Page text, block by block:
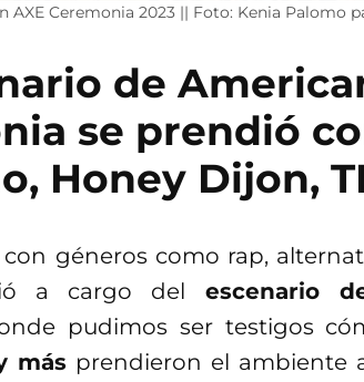
AXE Ceremonia 2023 || Foto: Kenia Palomo
de
se prendió
Honey Dijon,
con géneros como rap,
a cargo del escenario
pudimos ser testigos
más prendieron el ambiente